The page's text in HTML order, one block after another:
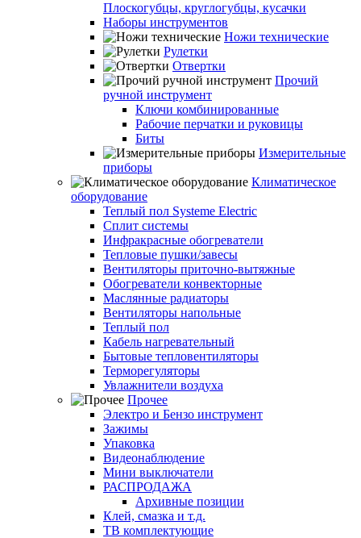
Плоскогубцы, круглогубцы, кусачки
Наборы инструментов
Ножи технические
Рулетки
Отвертки
Прочий
ручной инструмент
Ключи комбинированные
Рабочие перчатки и руковицы
Биты
Измерительные
приборы
Климатическое
оборудование
Теплый пол Systeme Electric
Сплит системы
Инфракрасные обогреватели
Тепловые пушки/завесы
Вентиляторы приточно-вытяжные
Обогреватели конвекторные
Маслянные радиаторы
Вентиляторы напольные
Теплый пол
Кабель нагревательный
Бытовые тепловентиляторы
Терморегуляторы
Увлажнители воздуха
Прочее
Электро и Бензо инструмент
Зажимы
Упаковка
Видеонаблюдение
Мини выключатели
РАСПРОДАЖА
Архивные позиции
Клей, смазка и т.д.
ТВ комплектующие